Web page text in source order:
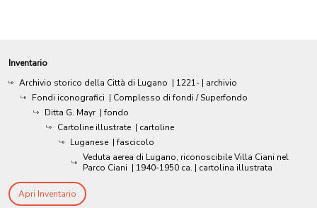
Inventario
Archivio storico della Città di Lugano | 1221- | archivio
Fondi iconografici | Complesso di fondi / Superfondo
Ditta G. Mayr | fondo
Cartoline illustrate | cartoline
Luganese | fascicolo
Veduta aerea di Lugano, riconoscibile Villa Ciani nel
Parco Ciani | 1940-1950 ca. | cartolina illustrata
Apri Inventario